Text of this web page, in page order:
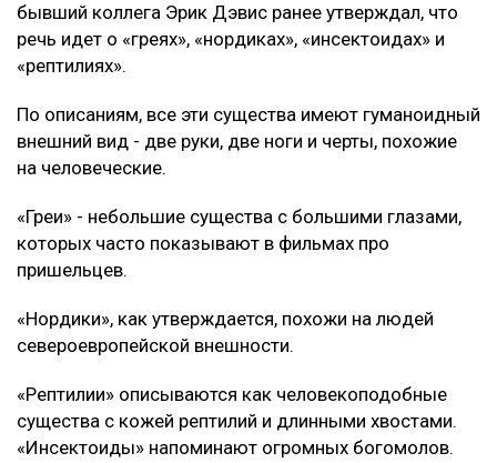
бывший коллега Эрик Дэвис ранее утверждал, что
речь идет о «греях», «нордиках», «инсектоидах» и
«рептилиях».
По описаниям, все эти существа имеют гуманоидный
внешний вид - две руки, две ноги и черты, похожие
на человеческие.
«Греи» - небольшие существа с большими глазами,
которых часто показывают в фильмах про
пришельцев.
«Нордики», как утверждается, похожи на людей
североевропейской внешности.
«Рептилии» описываются как человекоподобные
существа с кожей рептилий и длинными хвостами.
«Инсектоиды» напоминают огромных богомолов.